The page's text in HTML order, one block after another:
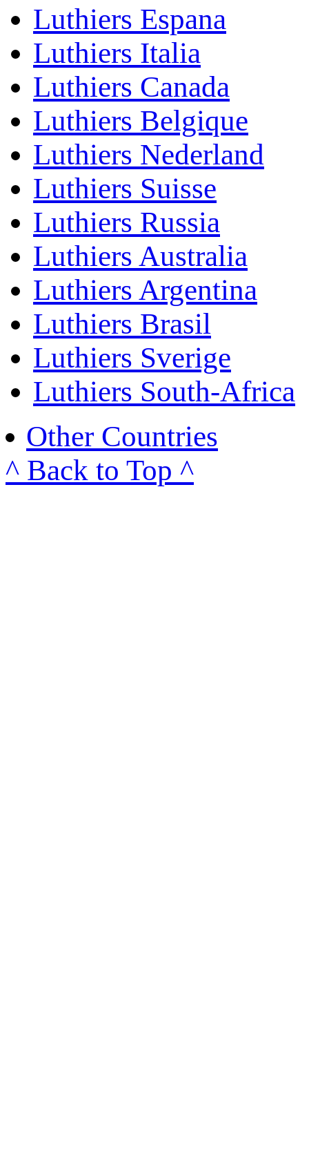
Luthiers Espana
Luthiers Italia
Luthiers Canada
Luthiers Belgique
Luthiers Nederland
Luthiers Suisse
Luthiers Russia
Luthiers Australia
Luthiers Argentina
Luthiers Brasil
Luthiers Sverige
Luthiers South-Africa
Other Countries
^ Back to Top ^